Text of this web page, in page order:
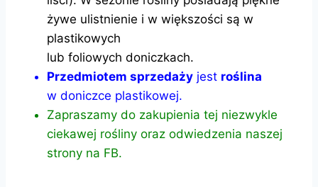
żywe ulistnienie i w większości są w
plastikowych
lub foliowych doniczkach.
Przedmiotem sprzedaży jest roślina
w doniczce plastikowej.
Zapraszamy do zakupienia tej niezwykle
ciekawej rośliny oraz odwiedzenia naszej
strony na FB.